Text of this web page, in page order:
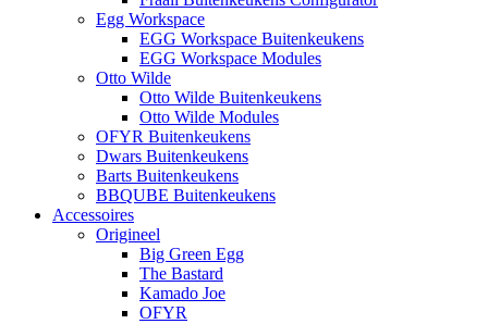
Egg Workspace
EGG Workspace Buitenkeukens
EGG Workspace Modules
Otto Wilde
Otto Wilde Buitenkeukens
Otto Wilde Modules
OFYR Buitenkeukens
Dwars Buitenkeukens
Barts Buitenkeukens
BBQUBE Buitenkeukens
Accessoires
Origineel
Big Green Egg
The Bastard
Kamado Joe
OFYR